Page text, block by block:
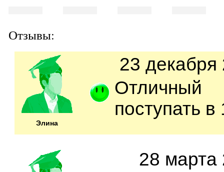
Отзывы:
Элина
23 декабря
Отличный
поступать в
28 марта